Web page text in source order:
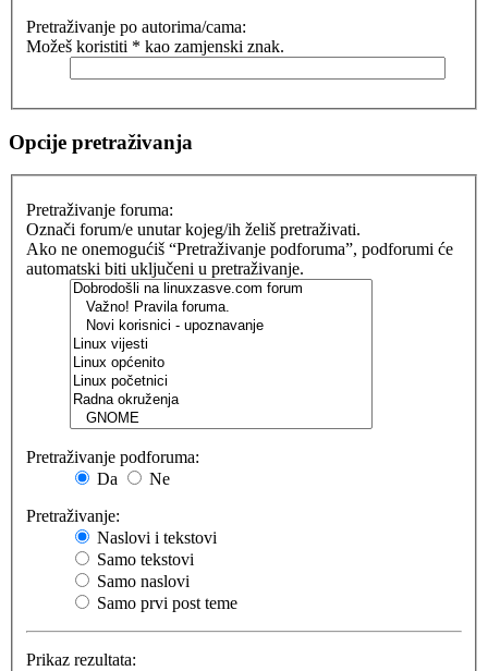
Pretraživanje po autorima/cama:
Možeš koristiti * kao zamjenski znak.
Opcije pretraživanja
Pretraživanje foruma:
Označi forum/e unutar kojeg/ih želiš pretraživati.
Ako ne onemogućiš “Pretraživanje podforuma”, podforumi će
automatski biti uključeni u pretraživanje.
Pretraživanje podforuma:
Da
Ne
Pretraživanje:
Naslovi i tekstovi
Samo tekstovi
Samo naslovi
Samo prvi post teme
Prikaz rezultata: